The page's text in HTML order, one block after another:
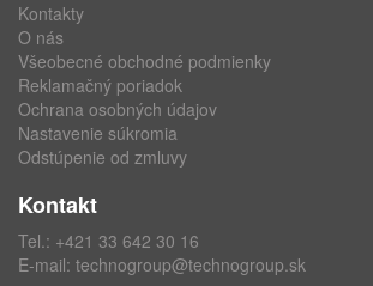
Kontakty
O nás
Všeobecné obchodné podmienky
Reklamačný poriadok
Ochrana osobných údajov
Nastavenie súkromia
Odstúpenie od zmluvy
Kontakt
Tel.: +421 33 642 30 16
E-mail: technogroup@technogroup.sk